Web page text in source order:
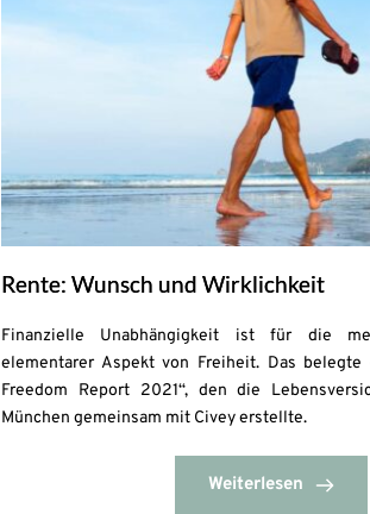
Rente: Wunsch und Wirklichkeit
Finanzielle Unabhängigkeit ist für die
elementarer Aspekt von Freiheit. Das belegte
Freedom Report 2021“, den die
München gemeinsam mit Civey erstellte.
Weiterlesen